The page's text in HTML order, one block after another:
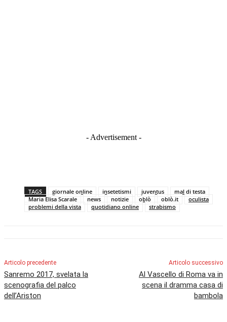
- Advertisement -
TAGS giornale online insetetismi juventus
mal di testa
Maria Elisa Scarale
news notizie oblò oblò.it
oculista
problemi della vista
quotidiano online strabismo
Articolo precedente
Sanremo 2017, svelata la
scenografia del palco
dell’Ariston
Articolo successivo
Al Vascello di Roma va in
scena il dramma casa di
bambola